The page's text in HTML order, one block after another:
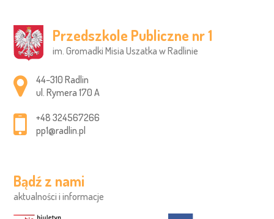
Przedszkole Publiczne nr 1
im. Gromadki Misia Uszatka w Radlinie
Adres pocztowy:
44–310 Radlin
ul. Rymera 170 A
+48 324567266
pp1@radlin.pl
Bądź z nami
aktualności i informacje